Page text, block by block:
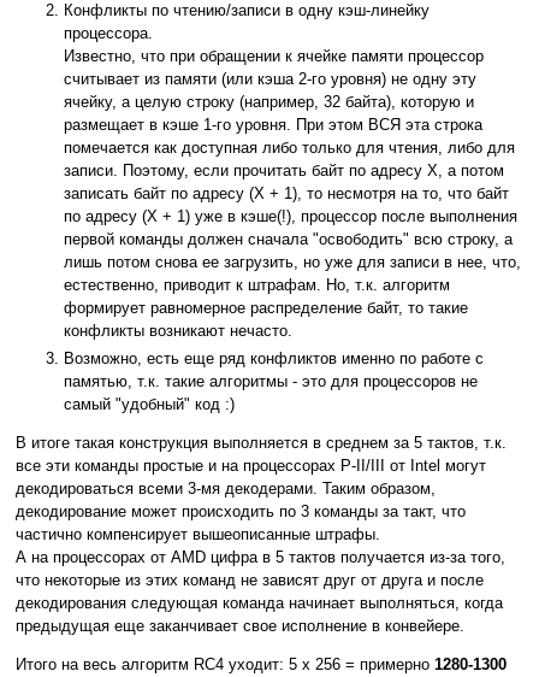
Конфликты по чтению/записи в одну кэш-линейку
процессора.
Известно, что при обращении к ячейке памяти процессор
считывает из памяти (или кэша 2-го уровня) не одну эту
ячейку, а целую строку (например, 32 байта), которую и
размещает в кэше 1-го уровня. При этом ВСЯ эта строка
помечается как доступная либо только для чтения, либо для
записи. Поэтому, если прочитать байт по адресу X, а потом
записать байт по адресу (X + 1), то несмотря на то, что байт
по адресу (X + 1) уже в кэше(!), процессор после выполнения
первой команды должен сначала "освободить" всю строку, а
лишь потом снова ее загрузить, но уже для записи в нее, что,
естественно, приводит к штрафам. Но, т.к. алгоритм
формирует равномерное распределение байт, то такие
конфликты возникают нечасто.
Возможно, есть еще ряд конфликтов именно по работе с
памятью, т.к. такие алгоритмы - это для процессоров не
самый "удобный" код :)
В итоге такая конструкция выполняется в среднем за 5 тактов, т.к.
все эти команды простые и на процессорах P-II/III от Intel могут
декодироваться всеми 3-мя декодерами. Таким образом,
декодирование может происходить по 3 команды за такт, что
частично компенсирует вышеописанные штрафы.
А на процессорах от AMD цифра в 5 тактов получается из-за того,
что некоторые из этих команд не зависят друг от друга и после
декодирования следующая команда начинает выполняться, когда
предыдущая еще заканчивает свое исполнение в конвейере.
Итого на весь алгоритм RC4 уходит: 5 x 256 = примерно 1280-1300